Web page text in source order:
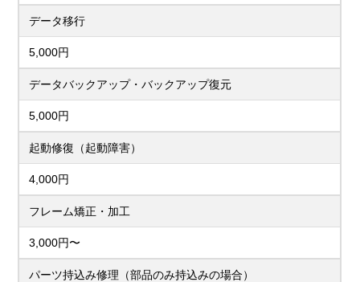
データ移行
5,000円
データバックアップ・バックアップ復元
5,000円
起動修復（起動障害）
4,000円
フレーム矯正・加工
3,000円〜
パーツ持込み修理（部品のみ持込みの場合）